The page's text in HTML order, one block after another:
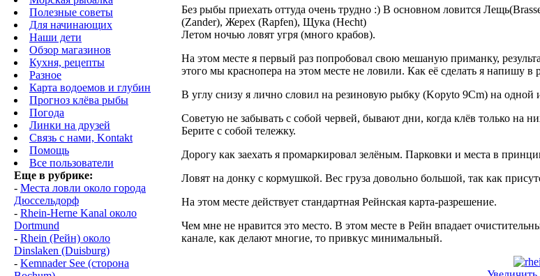
Полезные советы
Для начинающих
Наши дети
Обзор магазинов
Кухня, рецепты
Разное
Карта водоемов и глубин
Прогноз клёва рыбы
Погода
Линки на друзей
Связь с нами, Kontakt
Помощь
Все пользователи
Еще в рубрике:
- Места ловли около города
Дюссельдорф
- Rhein-Herne Kanal около
Dortmund
- Rhein (Рейн) около
Dinslaken (Duisburg)
- Kemnader See (cторона
Без рыбы приехать оттуда очень трудно :) В основном ловится
(Zander), Жерех (Rapfen), Щука (Hecht)
Летом ночью ловят угря (много крабов).
На этом месте я первый раз попробовал свою мешаную приманку,
этого мы краснопера на этом месте не ловили. Как её сделать я напишу
В углу снизу я лично словил на резиновую рыбку (Kopyto 9Cm) на
Советую не забывать с собой червей, бывают дни, когда клёв только на
Берите с собой тележку.
Дорогу как заехать я промаркировал зелёным. Парковки и места в
Ловят на донку с кормушкой. Вес груза довольно большой, так как
На этом месте действует стандартная Рейнская карта-разрешение.
Чем мне не нравится это место. В этом месте в Рейн впадает
канале, как делают многие, то привкус минимальный.